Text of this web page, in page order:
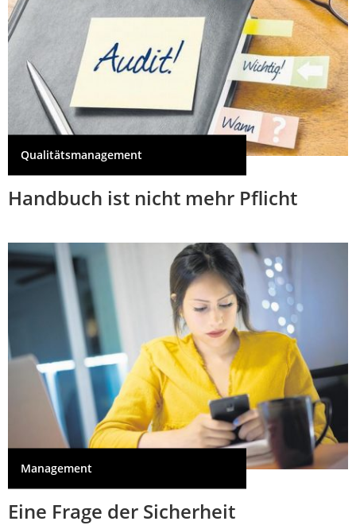
Qualitätsmanagement
Handbuch ist nicht mehr Pflicht
Management
Eine Frage der Sicherheit